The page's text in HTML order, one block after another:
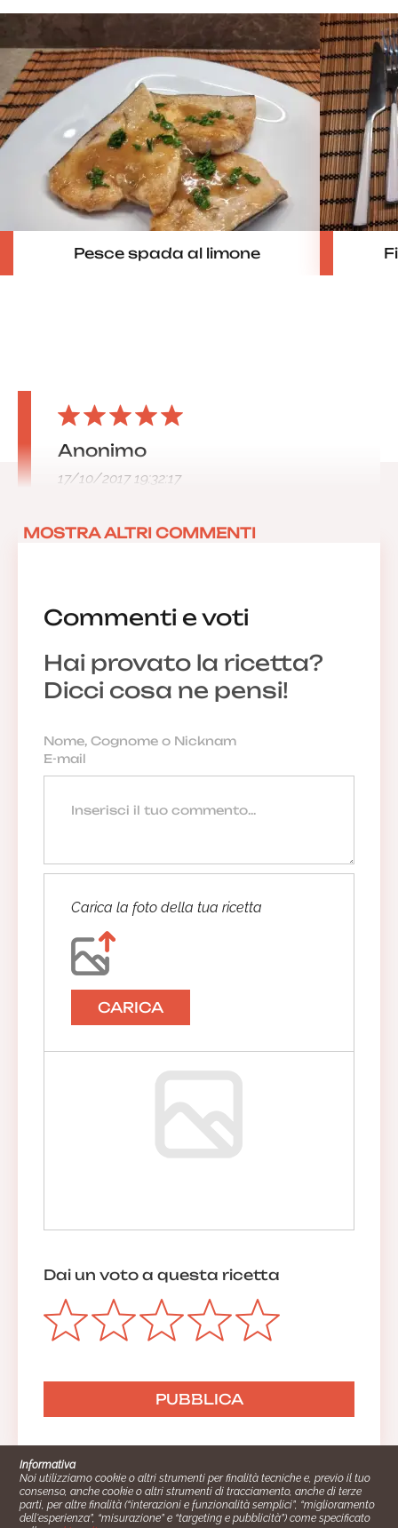
Pesce spada al limone
Commenti e voti
Hai provato la ricetta?
Dicci cosa ne pensi!
Carica la foto della tua ricetta
CARICA
Dai un voto a questa ricetta
Anonimo
17/10/2017 19:32:17
MOSTRA ALTRI COMMENTI
Informativa
Noi utilizziamo cookie o altri strumenti per finalità tecniche e, previo il tuo
consenso, anche cookie o altri strumenti di tracciamento, anche di terze
parti, per altre finalità (“interazioni e funzionalità semplici”, “miglioramento
dell'esperienza”, “misurazione” e “targeting e pubblicità”) come specificato